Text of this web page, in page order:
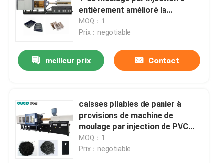
entièrement amélioré la
structure de conception
MOQ：1
Prix：negotiable
meilleur prix Contact
caisses pliables de panier à
provisions de machine de
moulage par injection de PVC
1100T
MOQ：1
Prix：negotiable